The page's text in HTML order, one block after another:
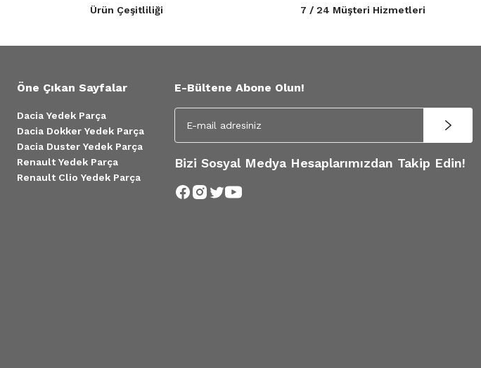
Ürün Çeşitliliği 7 / 24 Müşteri Hizmetleri
Öne Çıkan Sayfalar
Dacia Yedek Parça
Dacia Dokker Yedek Parça
Dacia Duster Yedek Parça
Renault Yedek Parça
Renault Clio Yedek Parça
E-Bültene Abone Olun!
Bizi Sosyal Medya Hesaplarımızdan Takip Edin!